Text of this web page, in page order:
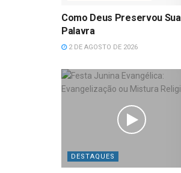
Como Deus Preservou Sua
Palavra
2 DE AGOSTO DE 2026
DESTAQUES